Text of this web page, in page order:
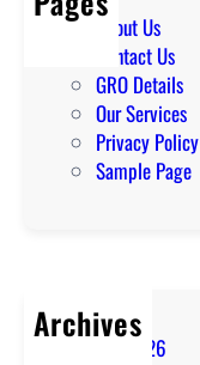
About Us
Contact Us
GRO Details
Our Services
Privacy Policy
Sample Page
Archives
August 2026